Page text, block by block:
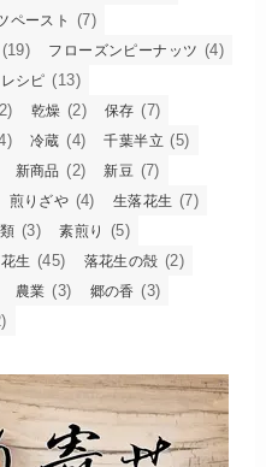
ペースト (7)
(19) フローズンピーナッツ (4)
レシピ (13)
乾燥 (2) 保存 (7)
冷蔵 (4) 千葉半立 (5)
新商品 (2) 新豆 (7)
煎りざや (4) 生落花生 (7)
(3) 素煎り (5)
生 (45) 落花生の殻 (2)
農業 (3) 郷の香 (3)